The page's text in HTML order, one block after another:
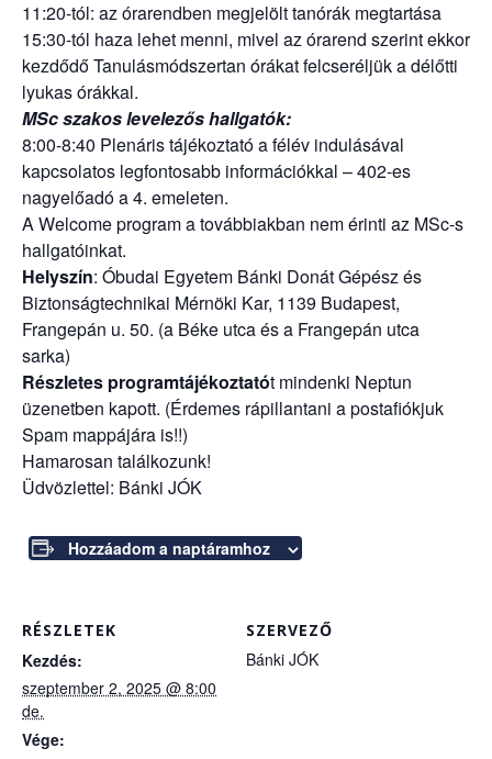
11:20-tól: az órarendben megjelölt tanórák megtartása
15:30-tól haza lehet menni, mivel az órarend szerint ekkor
kezdődő Tanulásmódszertan órákat felcseréljük a délőtti
lyukas órákkal.
MSc szakos levelezős hallgatók:
8:00-8:40 Plenáris tájékoztató a félév indulásával
kapcsolatos legfontosabb információkkal – 402-es
nagyelőadó a 4. emeleten.
A Welcome program a továbbiakban nem érinti az MSc-s
hallgatóinkat.
Helyszín: Óbudai Egyetem Bánki Donát Gépész és
Biztonságtechnikai Mérnöki Kar, 1139 Budapest,
Frangepán u. 50. (a Béke utca és a Frangepán utca
sarka)
Részletes programtájékoztatót mindenki Neptun
üzenetben kapott. (Érdemes rápillantani a postafiókjuk
Spam mappájára is!!)
Hamarosan találkozunk!
Üdvözlettel: Bánki JÓK
Hozzáadom a naptáramhoz
RÉSZLETEK
Kezdés:
szeptember 2, 2025 @ 8:00
de.
Vége:
SZERVEZŐ
Bánki JÓK